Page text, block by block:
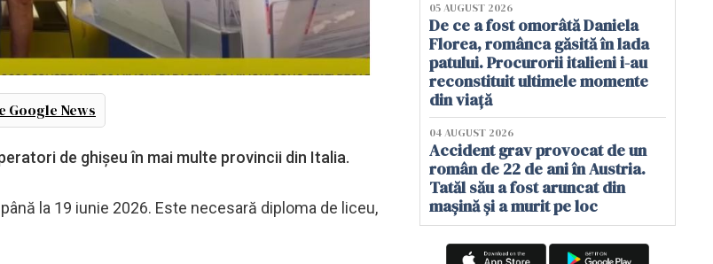
Google News
de ghișeu în mai multe provincii din Italia.
la 19 iunie 2026. Este necesară diploma de liceu,
05 AUGUST 2026
De ce a fost omorâtă Daniela
Florea, românca găsită în lada
patului. Procurorii italieni i-au
reconstituit ultimele momente
din viață
04 AUGUST 2026
Accident grav provocat de un
român de 22 de ani în Austria.
Tatăl său a fost aruncat din
mașină și a murit pe loc